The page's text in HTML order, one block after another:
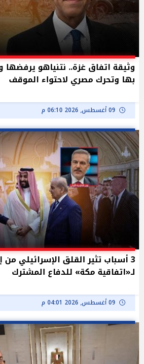
وثيقة اتفاق غزة.. نتنياهو
بها وتحرك مصري لاحتواء الموقف
09 أغسطس, 2026 06:10 م
3 أسباب تثير القلق الإسرائيلي
لـ«اتفاقية مكة» للدفاع المشترك
09 أغسطس, 2026 04:01 م